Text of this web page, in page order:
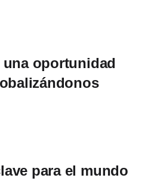
una oportunidad
para el mundo